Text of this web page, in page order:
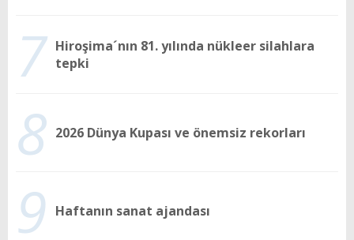
7 Hiroşima´nın 81. yılında nükleer silahlara
tepki
8 2026 Dünya Kupası ve önemsiz rekorları
9 Haftanın sanat ajandası